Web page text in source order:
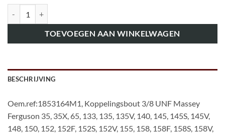
TOEVOEGEN AAN WINKELWAGEN
BESCHRIJVING
Oem.ref:1853164M1, Koppelingsbout 3/8 UNF Massey
Ferguson 35, 35X, 65, 133, 135, 135V, 140, 145, 145S, 145V,
148, 150, 152, 152F, 152S, 152V, 155, 158, 158F, 158S, 158V,